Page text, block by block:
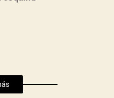
de la